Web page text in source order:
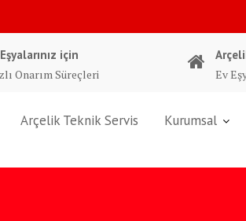
için
Onarım Süreçleri
Ev
Arçelik Teknik Servis Kurumsal